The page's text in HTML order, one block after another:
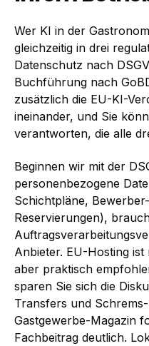
Wer KI in der
gleichzeitig in drei
Datenschutz nach
Buchführung nach
zusätzlich die EU-KI-
ineinander, und Sie
verantworten, die alle
Beginnen wir mit der
personenbezogene
Schichtpläne,
Reservierungen),
Anbieter. EU-Hosting
aber praktisch
sparen Sie sich die
Transfers und
Gastgewerbe-Magazin
Fachbeitrag deutlich.